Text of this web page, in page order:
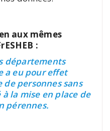
aux mêmes
:
départements
a eu pour effet
de personnes sans
la mise en place de
pérennes.